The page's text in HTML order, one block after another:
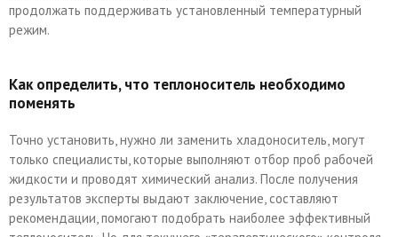
продолжать поддерживать установленный температурный
режим.
Как определить, что теплоноситель необходимо
поменять
Точно установить, нужно ли заменить хладоноситель, могут
только специалисты, которые выполняют отбор проб рабочей
жидкости и проводят химический анализ. После получения
результатов эксперты выдают заключение, составляют
рекомендации, помогают подобрать наиболее эффективный